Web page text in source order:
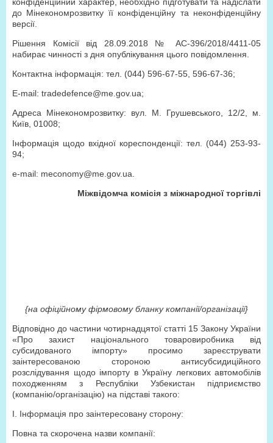
до Мінекономрозвитку її конфіденційну та неконфіденційну
версії.
Рішення Комісії від 28.09.2018 № АС-396/2018/4411-05
набирає чинності з дня опублікування цього повідомлення.
Контактна інформація: тел. (044) 596-67-55, 596-67-36;
Е-mail: tradedefence@me.gov.ua;
Адреса Мінекономрозвитку: вул. М. Грушевського, 12/2, м.
Київ, 01008;
Інформація щодо вхідної кореспонденції: тел. (044) 253-93-
94;
e-mail: meconomy@me.gov.ua.
Міжвідомча комісія з міжнародної торгівлі
{на офіційному фірмовому бланку компанії/організації}
Відповідно до частини чотирнадцятої статті 15 Закону України
«Про захист національного товаровиробника від
субсидованого імпорту» просимо зареєструвати
заінтересованою стороною антисубсидиційного
розслідування щодо імпорту в Україну легкових автомобілів
походженням з Республіки Узбекистан підприємство
(компанію/організацію) на підставі такого:
І. Інформація про заінтересовану сторону:
Повна та скорочена назви компанії: